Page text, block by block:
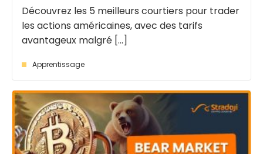
Découvrez les 5 meilleurs courtiers pour trader
les actions américaines, avec des tarifs
avantageux malgré [...]
Apprentissage